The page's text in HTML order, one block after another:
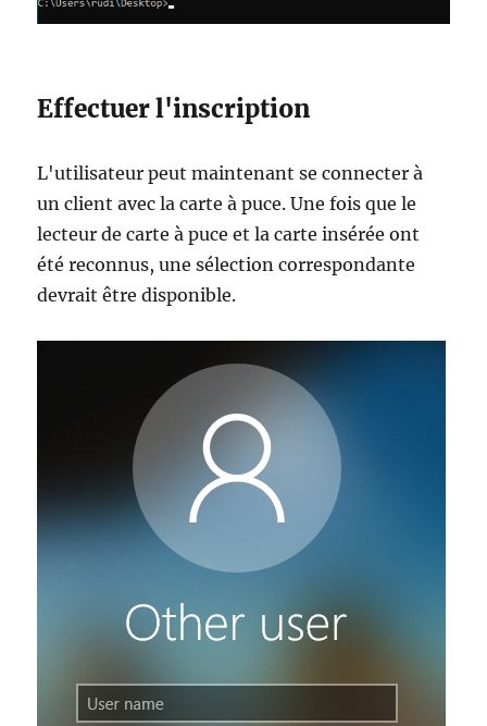
Effectuer l'inscription
L'utilisateur peut maintenant se connecter à
un client avec la carte à puce. Une fois que le
lecteur de carte à puce et la carte insérée ont
été reconnus, une sélection correspondante
devrait être disponible.